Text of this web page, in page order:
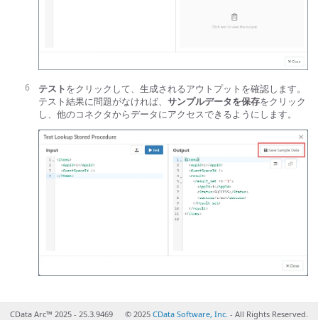
テストをクリックして、生成されるアウトプットを確認します。
テスト結果に問題がなければ、 サンプルデータを保存をクリック
し、他のコネクタからデータにアクセスできるようにします。
CData Arc™ 2025 - 25.3.9469 © 2025 CData Software, Inc. - All Rights Reserved.